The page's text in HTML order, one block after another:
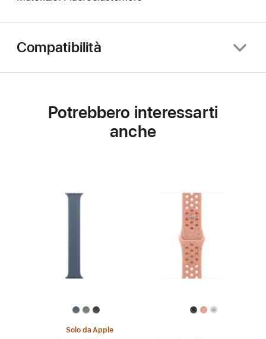
Compatibilità
Potrebbero interessarti
anche
Solo da Apple